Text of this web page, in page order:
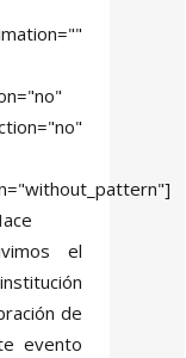
el
de
evento